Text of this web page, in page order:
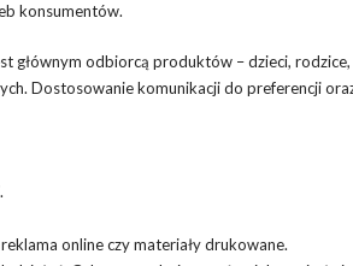
konsumentów.
głównym odbiorcą produktów – dzieci,
Dostosowanie komunikacji do preferencji
online czy materiały drukowane.